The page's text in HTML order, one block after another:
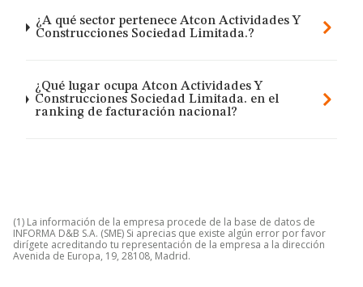
¿A qué sector pertenece Atcon Actividades Y
Construcciones Sociedad Limitada.?
¿Qué lugar ocupa Atcon Actividades Y
Construcciones Sociedad Limitada. en el
ranking de facturación nacional?
(1) La información de la empresa procede de la base de datos de
INFORMA D&B S.A. (SME) Si aprecias que existe algún error por favor
dirígete acreditando tu representación de la empresa a la dirección
Avenida de Europa, 19, 28108, Madrid.